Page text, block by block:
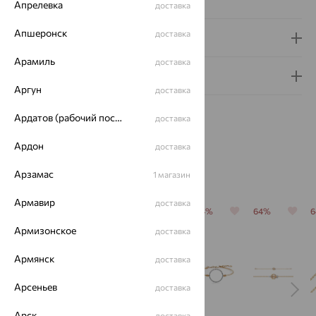
Доставка и оплата
Похожие изделия
64% 64% 64%
Апрелевка доставка
Апшеронск доставка
Арамиль доставка
Аргун доставка
Ардатов (рабочий поселок) доставка
Ардон доставка
Арзамас 1 магазин
Армавир доставка
Армизонское доставка
Армянск доставка
Арсеньев доставка